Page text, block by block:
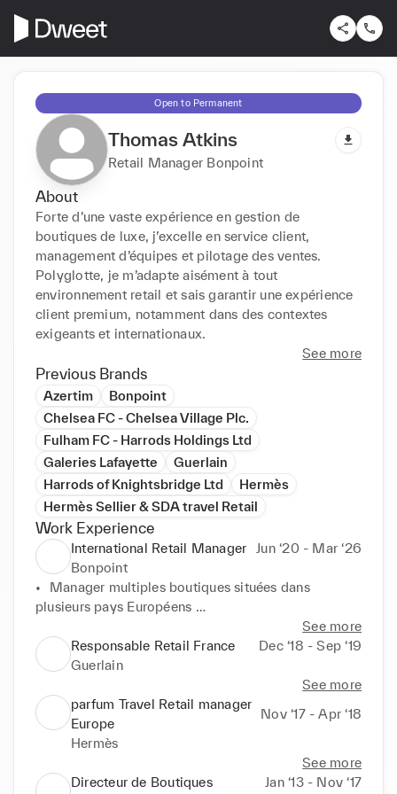
Open to Permanent
Thomas Atkins
Retail Manager Bonpoint
About
Forte d’une vaste expérience en gestion de
boutiques de luxe, j’excelle en service client,
management d’équipes et pilotage des ventes.
Polyglotte, je m’adapte aisément à tout
environnement retail et sais garantir une expérience
client premium, notamment dans des contextes
exigeants et internationaux.
See more
Previous Brands
Azertim
Bonpoint
Chelsea FC - Chelsea Village Plc.
Fulham FC - Harrods Holdings Ltd
Galeries Lafayette
Guerlain
Harrods of Knightsbridge Ltd
Hermès
Hermès Sellier & SDA travel Retail
Work Experience
International Retail Manager
Jun ‘20 - Mar ‘26
Bonpoint
•	Manager multiples boutiques situées dans
plusieurs pays Européens
•	Établir les objectifs & garantir les résultats
•	Accompagner les Directrices de boutique dans
gestion de leurs équipes & le développement de leur
•	Conduire et gérer les contrôles du stock avec les
business Partner internes et externes
•	Assister au développement des outils
transversaux (CRM, marketing opérationnelle), afin
de mesurer la performance des équipes.
See more
Responsable Retail France
Dec ‘18 - Sep ‘19
Guerlain
See more
parfum Travel Retail manager
Europe
Nov ‘17 - Apr ‘18
Hermès
See more
Directeur de Boutiques
Jan ‘13 - Nov ‘17